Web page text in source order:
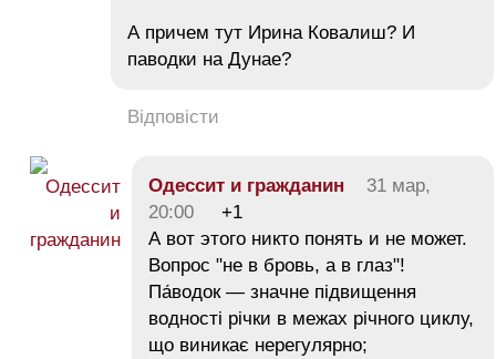
А причем тут Ирина Ковалиш? И
паводки на Дунае?
Відповісти
Одессит и гражданин
31 мар,
20:00
+1
А вот этого никто понять и не может.
Вопрос "не в бровь, а в глаз"!
Па́водок — значне підвищення
водності річки в межах річного циклу,
що виникає нерегулярно;